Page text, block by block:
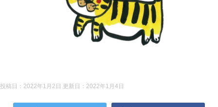
投稿日：2022年1月2日 更新日： 2022年1月4日